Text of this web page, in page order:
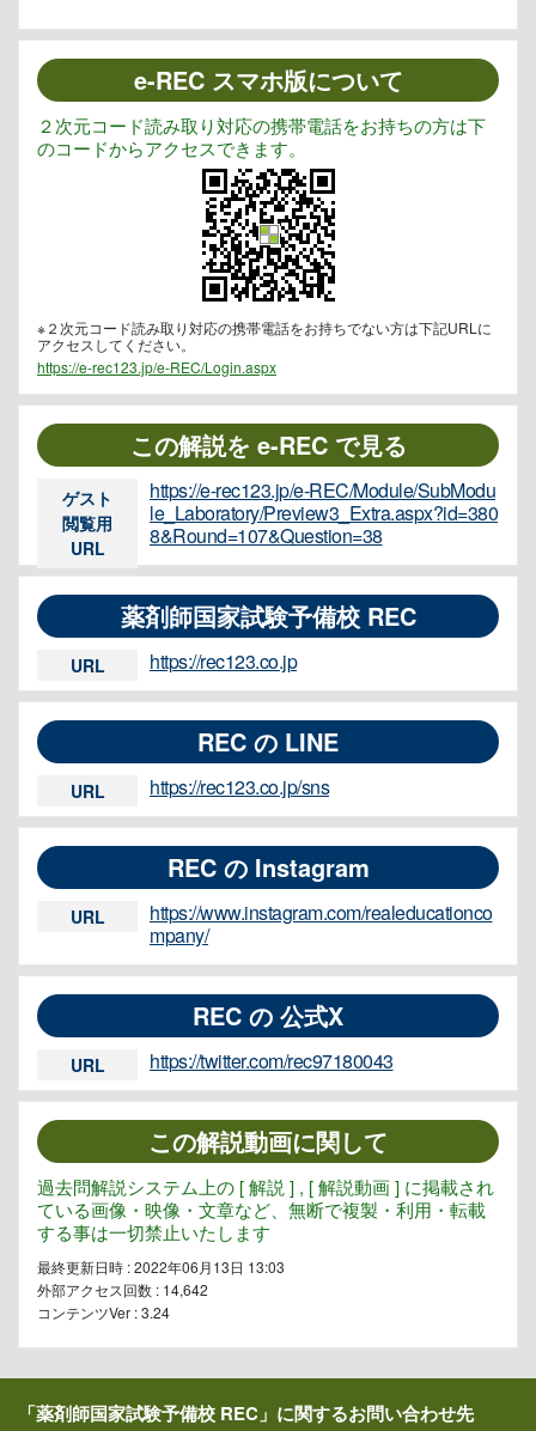
e-REC スマホ版について
２次元コード読み取り対応の携帯電話をお持ちの方は下
のコードからアクセスできます。
※２次元コード読み取り対応の携帯電話をお持ちでない方は下記URLに
アクセスしてください。
https://e-rec123.jp/e-REC/Login.aspx
この解説を e-REC で見る
ゲスト
閲覧用
URL
https://e-rec123.jp/e-REC/Module/SubModu
le_Laboratory/Preview3_Extra.aspx?id=380
8&Round=107&Question=38
薬剤師国家試験予備校 REC
URL https://rec123.co.jp
REC の LINE
URL https://rec123.co.jp/sns
REC の Instagram
URL
https://www.instagram.com/realeducationco
mpany/
REC の 公式X
URL https://twitter.com/rec97180043
この解説動画に関して
過去問解説システム上の [ 解説 ] , [ 解説動画 ] に掲載され
ている画像・映像・文章など、無断で複製・利用・転載
する事は一切禁止いたします
最終更新日時 : 2022年06月13日 13:03
外部アクセス回数 : 14,642
コンテンツVer : 3.24
「薬剤師国家試験予備校 REC」に関するお問い合わせ先